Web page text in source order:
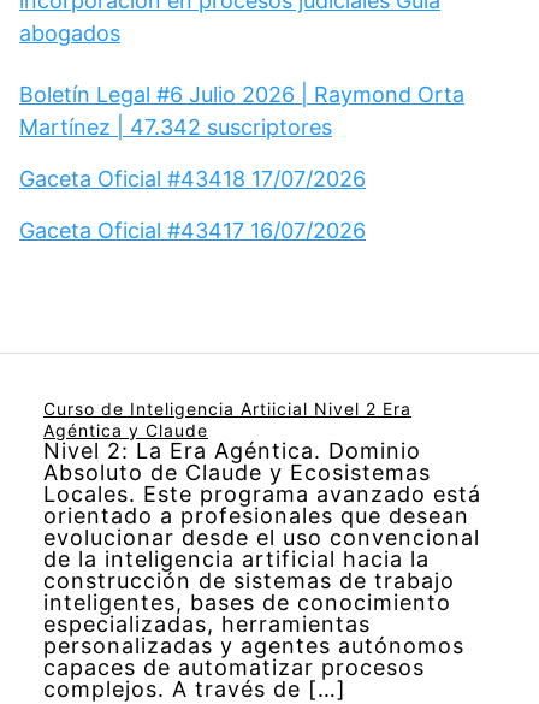
abogados
Boletín Legal #6 Julio 2026 | Raymond Orta
Martínez | 47.342 suscriptores
Gaceta Oficial #43418 17/07/2026
Gaceta Oficial #43417 16/07/2026
Curso de Inteligencia Artiicial Nivel 2 Era
Agéntica y Claude
Nivel 2: La Era Agéntica. Dominio
Absoluto de Claude y Ecosistemas
Locales. Este programa avanzado está
orientado a profesionales que desean
evolucionar desde el uso convencional
de la inteligencia artificial hacia la
construcción de sistemas de trabajo
inteligentes, bases de conocimiento
especializadas, herramientas
personalizadas y agentes autónomos
capaces de automatizar procesos
complejos. A través de […]